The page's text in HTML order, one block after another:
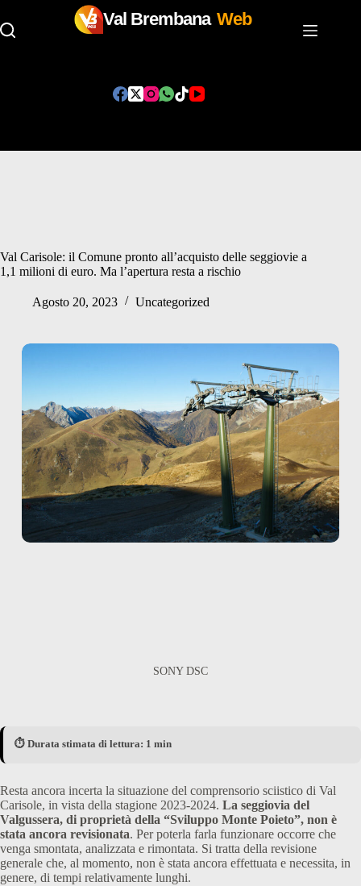
Val Brembana Web
Val Carisole: il Comune pronto all’acquisto delle seggiovie a
1,1 milioni di euro. Ma l’apertura resta a rischio
Agosto 20, 2023 Uncategorized
SONY DSC
⏱️ Durata stimata di lettura: 1 min
Resta ancora incerta la situazione del comprensorio sciistico di Val
Carisole, in vista della stagione 2023-2024. La seggiovia del
Valgussera, di proprietà della “Sviluppo Monte Poieto”, non è
stata ancora revisionata. Per poterla farla funzionare occorre che
venga smontata, analizzata e rimontata. Si tratta della revisione
generale che, al momento, non è stata ancora effettuata e necessita, in
genere, di tempi relativamente lunghi.